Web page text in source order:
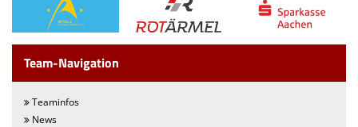
Team-Navigation
Teaminfos
News